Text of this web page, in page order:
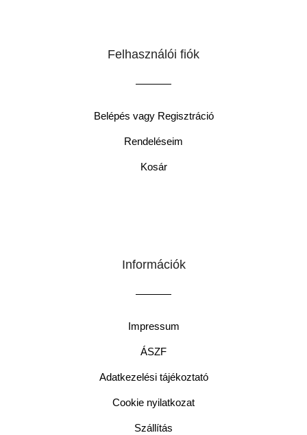
Felhasználói fiók
Belépés vagy Regisztráció
Rendeléseim
Kosár
Információk
Impressum
ÁSZF
Adatkezelési tájékoztató
Cookie nyilatkozat
Szállítás